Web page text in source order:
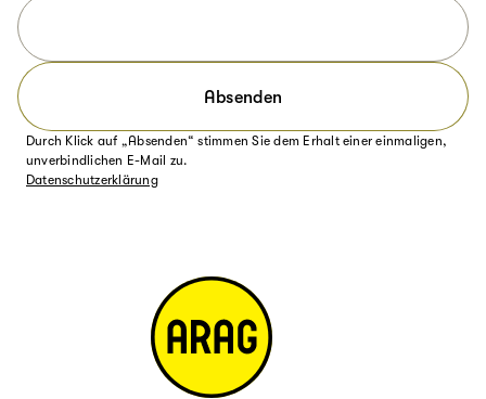
Absenden
Durch Klick auf „Absenden“ stimmen Sie dem Erhalt einer einmaligen,
unverbindlichen E-Mail zu.
Datenschutzerklärung